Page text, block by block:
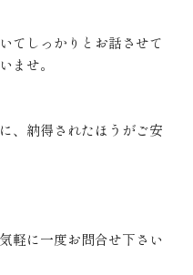
てしっかりとお話させて
ませ。
、納得されたほうがご安
軽に一度お問合せ下さい